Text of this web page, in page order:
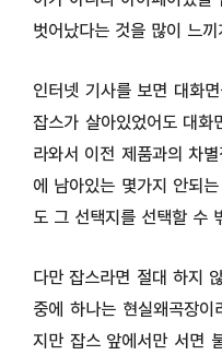
벗어났다는 것을 많이 느
인터넷 기사를 보면 대화
잡스가 살아있었어도 대
라와서 이전 제품과의 차
에 남아있는 몇가지 안되
도 그 선택지를 선택할 수
다만 잡스라면 절대 하지
중에 하나는 현실왜곡장
지만 잡스 앞에서만 서면